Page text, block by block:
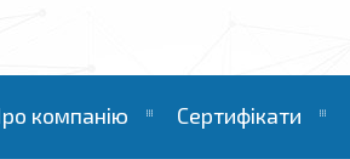
компанію Сертифікати